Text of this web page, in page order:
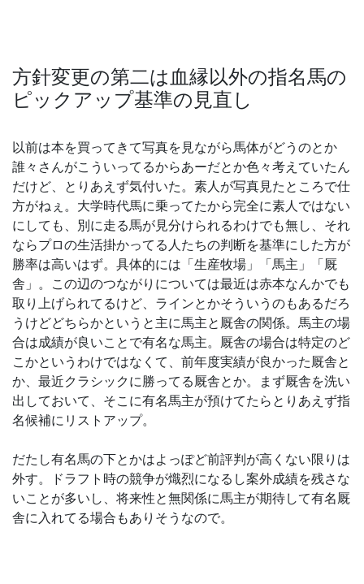
方針変更の第二は血縁以外の指名馬の
ピックアップ基準の見直し
以前は本を買ってきて写真を見ながら馬体がどうのとか
誰々さんがこういってるからあーだとか色々考えていたん
だけど、とりあえず気付いた。素人が写真見たところで仕
方がねぇ。大学時代馬に乗ってたから完全に素人ではない
にしても、別に走る馬が見分けられるわけでも無し、それ
ならプロの生活掛かってる人たちの判断を基準にした方が
勝率は高いはず。具体的には「生産牧場」「馬主」「厩
舎」。この辺のつながりについては最近は赤本なんかでも
取り上げられてるけど、ラインとかそういうのもあるだろ
うけどどちらかというと主に馬主と厩舎の関係。馬主の場
合は成績が良いことで有名な馬主。厩舎の場合は特定のど
こかというわけではなくて、前年度実績が良かった厩舎と
か、最近クラシックに勝ってる厩舎とか。まず厩舎を洗い
出しておいて、そこに有名馬主が預けてたらとりあえず指
名候補にリストアップ。
だたし有名馬の下とかはよっぽど前評判が高くない限りは
外す。ドラフト時の競争が熾烈になるし案外成績を残さな
いことが多いし、将来性と無関係に馬主が期待して有名厩
舎に入れてる場合もありそうなので。